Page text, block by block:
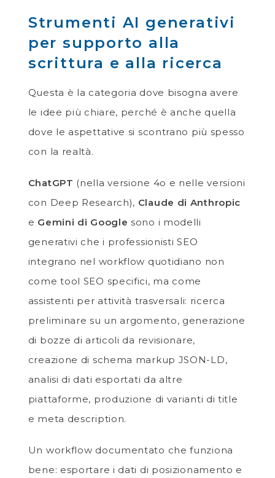
Strumenti AI generativi
per supporto alla
scrittura e alla ricerca
Questa è la categoria dove bisogna avere
le idee più chiare, perché è anche quella
dove le aspettative si scontrano più spesso
con la realtà.
ChatGPT (nella versione 4o e nelle versioni
con Deep Research), Claude di Anthropic
e Gemini di Google sono i modelli
generativi che i professionisti SEO
integrano nel workflow quotidiano non
come tool SEO specifici, ma come
assistenti per attività trasversali: ricerca
preliminare su un argomento, generazione
di bozze di articoli da revisionare,
creazione di schema markup JSON-LD,
analisi di dati esportati da altre
piattaforme, produzione di varianti di title
e meta description.
Un workflow documentato che funziona
bene: esportare i dati di posizionamento e